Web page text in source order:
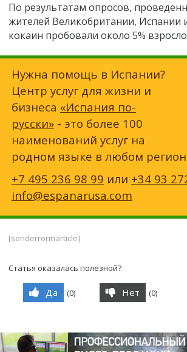
По результатам опросов,
жителей Великобритании, Испании
кокаин пробовали около 5%
Нужна помощь в Испании?
Центр услуг для жизни и
бизнеса «Испания по-
русски» - это более 100
наименований услуг на
родном языке в любом
+7 495 236 98 99 или +34 93
info@espanarusa.com
[senderrorinarticle]
Статья оказалась полезной?
Да (0) Нет (0)